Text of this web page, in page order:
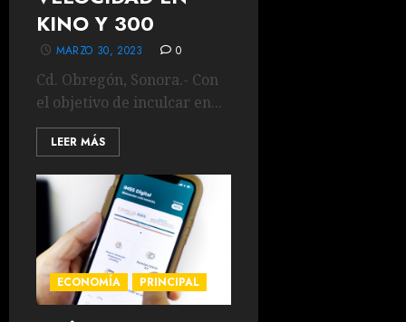
KINO Y 300
MARZO 30, 2023 0
Cd. Obregón, Sonora.- Con
el objetivo de inculcar en...
LEER MÁS
ECONOMÍA PRINCIPAL